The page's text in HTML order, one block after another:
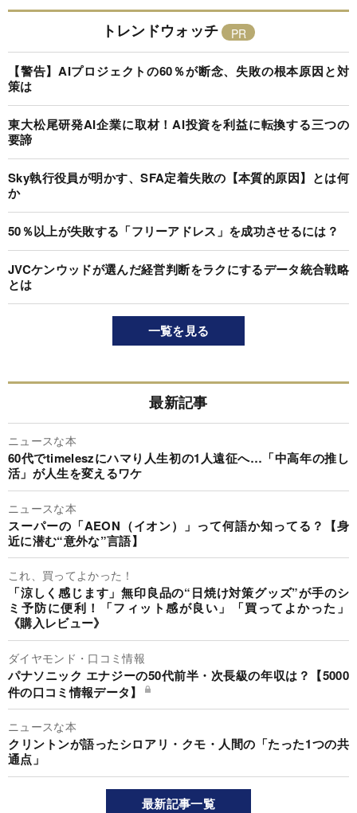
トレンドウォッチ
【警告】AIプロジェクトの60％が断念、失敗の根本原因と対
策は
東大松尾研発AI企業に取材！AI投資を利益に転換する三つの
要諦
Sky執行役員が明かす、SFA定着失敗の【本質的原因】とは何
か
50％以上が失敗する「フリーアドレス」を成功させるには？
JVCケンウッドが選んだ経営判断をラクにするデータ統合戦略
とは
一覧を見る
最新記事
ニュースな本
60代でtimeleszにハマり人生初の1人遠征へ…「中高年の推し
活」が人生を変えるワケ
ニュースな本
スーパーの「AEON（イオン）」って何語か知ってる？【身
近に潜む“意外な”言語】
これ、買ってよかった！
「涼しく感じます」無印良品の“日焼け対策グッズ”が手のシ
ミ予防に便利！「フィット感が良い」「買ってよかった」
《購入レビュー》
ダイヤモンド・口コミ情報
パナソニック エナジーの50代前半・次長級の年収は？【5000
件の口コミ情報データ】
ニュースな本
クリントンが語ったシロアリ・クモ・人間の「たった1つの共
通点」
最新記事一覧